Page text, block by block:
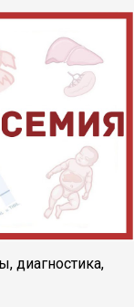
диагностика,